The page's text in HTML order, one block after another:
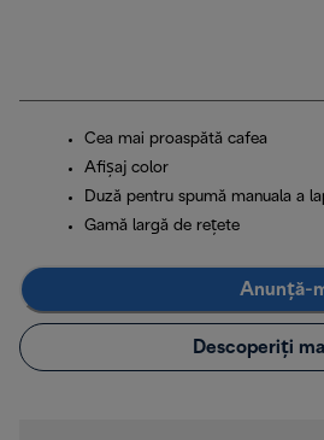
Cea mai proaspătă cafea
Afișaj color
Duză pentru spumă manuala a
Gamă largă de rețete
Anunță-
Descoperiți